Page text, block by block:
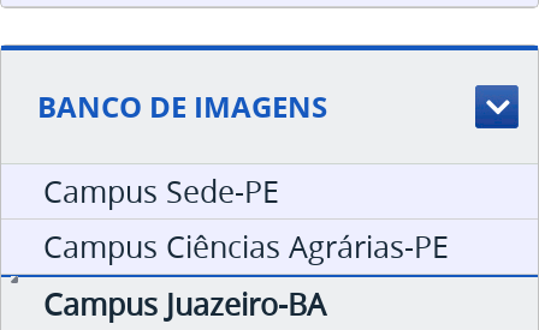
BANCO DE IMAGENS
Campus Sede-PE
Campus Ciências Agrárias-PE
Campus Juazeiro-BA